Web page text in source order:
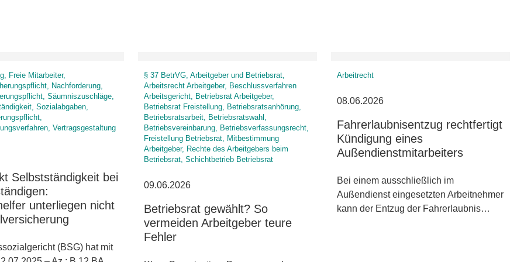
Freie Mitarbeiter,
Nachforderung,
Säumniszuschläge,
Sozialabgaben,
Vertragsgestaltung
Selbstständigkeit bei
unterliegen nicht
(BSG) hat mit
§ 37 BetrVG, Arbeitgeber und Betriebsrat,
Arbeitsrecht Arbeitgeber, Beschlussverfahren
Arbeitsgericht, Betriebsrat Arbeitgeber,
Betriebsrat Freistellung, Betriebsratsanhörung,
Betriebsratsarbeit, Betriebsratswahl,
Betriebsvereinbarung, Betriebsverfassungsrecht,
Freistellung Betriebsrat, Mitbestimmung
Arbeitgeber, Rechte des Arbeitgebers beim
Betriebsrat, Schichtbetrieb Betriebsrat
09.06.2026
Betriebsrat gewählt? So
vermeiden Arbeitgeber teure
Fehler
Arbeitrecht
08.06.2026
Fahrerlaubnisentzug rechtfertigt
Kündigung eines
Außendienstmitarbeiters
Bei einem ausschließlich im
Außendienst eingesetzten Arbeitnehmer
kann der Entzug der Fahrerlaubnis…